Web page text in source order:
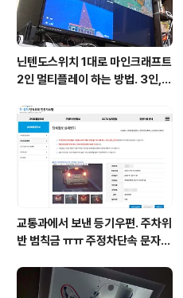
닌텐도스위치 1대로 마인크래프트
2인 멀티플레이 하는 방법. 3인, 4
교통과에서 보낸 등기우편. 주차위
반 범칙금 ㅠㅠ 주정차단속 문자알